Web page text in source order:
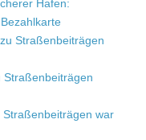
Hafen:
Straßenbeiträgen
Straßenbeiträgen
Straßenbeiträgen war